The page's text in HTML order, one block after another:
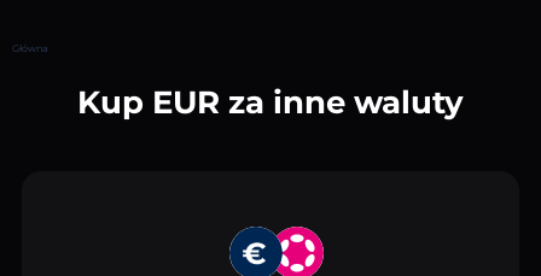
Główna
Kup EUR za inne waluty